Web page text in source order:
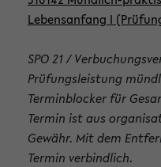
Lebensanfang I
SPO 21 /
Prüfungsleistung
Terminblocker für
Termin ist aus
Gewähr. Mit dem
Termin verbindlich.